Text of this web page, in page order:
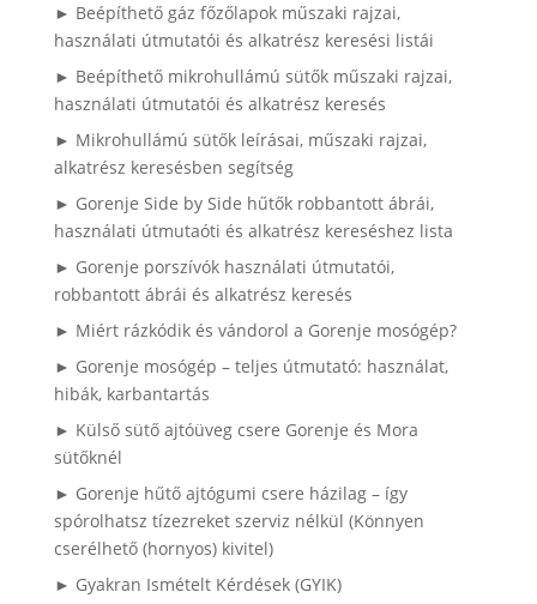
► Beépíthető gáz főzőlapok műszaki rajzai,
használati útmutatói és alkatrész keresési listái
► Beépíthető mikrohullámú sütők műszaki rajzai,
használati útmutatói és alkatrész keresés
► Mikrohullámú sütők leírásai, műszaki rajzai,
alkatrész keresésben segítség
► Gorenje Side by Side hűtők robbantott ábrái,
használati útmutaóti és alkatrész kereséshez lista
► Gorenje porszívók használati útmutatói,
robbantott ábrái és alkatrész keresés
► Miért rázkódik és vándorol a Gorenje mosógép?
► Gorenje mosógép – teljes útmutató: használat,
hibák, karbantartás
► Külső sütő ajtóüveg csere Gorenje és Mora
sütőknél
► Gorenje hűtő ajtógumi csere házilag – így
spórolhatsz tízezreket szerviz nélkül (Könnyen
cserélhető (hornyos) kivitel)
► Gyakran Ismételt Kérdések (GYIK)